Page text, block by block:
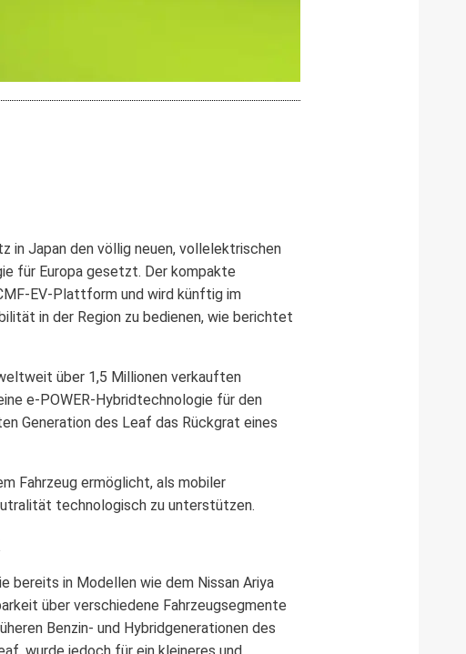
in Japan den völlig neuen, vollelektrischen
für Europa gesetzt. Der kompakte
EV-Plattform und wird künftig im
in der Region zu bedienen, wie berichtet
über 1,5 Millionen verkauften
e-POWER-Hybridtechnologie für den
Generation des Leaf das Rückgrat eines
Fahrzeug ermöglicht, als mobiler
technologisch zu unterstützen.
bereits in Modellen wie dem Nissan Ariya
über verschiedene Fahrzeugsegmente
Benzin- und Hybridgenerationen des